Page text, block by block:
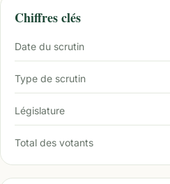
Chiffres clés
Date du scrutin
Type de scrutin
Législature
Total des votants